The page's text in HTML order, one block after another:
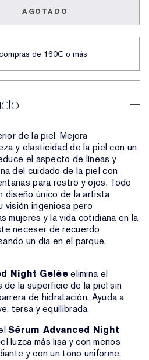
AGOTADO
de 160€ o más
de la piel. Mejora
y elasticidad de la piel con un
el aspecto de líneas y
del cuidado de la piel con
para rostro y ojos. Todo
diseño único de la artista
visión ingeniosa pero
mujeres y la vida cotidiana en la
neceser de recuerdo
un día en el parque,
Night Geléeelimina el
de la superficie de la piel sin
de hidratación. Ayuda a
tersa y equilibrada.
Sérum Advanced Night
luzca más lisa y con menos
y con un tono uniforme.